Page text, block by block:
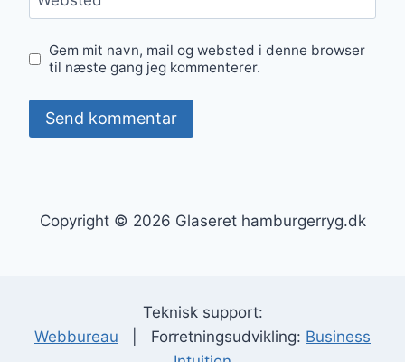
Gem mit navn, mail og websted i denne browser
til næste gang jeg kommenterer.
Copyright © 2026 Glaseret hamburgerryg.dk
Teknisk support:
Webbureau | Forretningsudvikling: Business